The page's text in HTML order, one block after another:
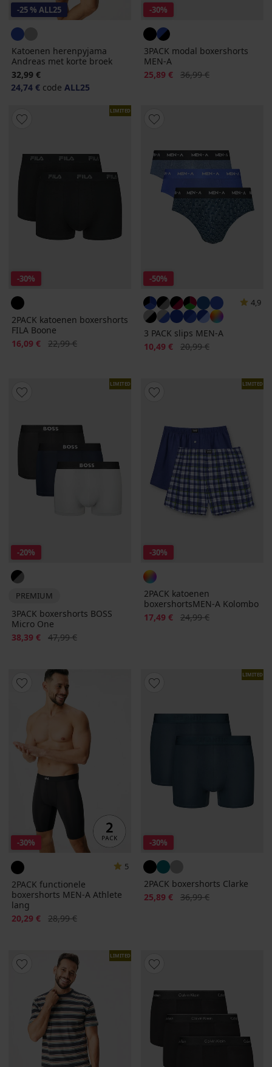
-25 % ALL25
Katoenen herenpyjama
Andreas met korte broek
32,99 €
24,74 € code ALL25
-30%
3PACK modal boxershorts
MEN-A
Korting
25,89 € Oorspronkelijke prijs
36,99 €
LIMITED
-30%
2PACK katoenen boxershorts
FILA Boone
Korting
16,09 € Oorspronkelijke prijs
22,99 €
-50%
4,9
3 PACK slips MEN-A
Korting
10,49 € Oorspronkelijke prijs
20,99 €
LIMITED
-20%
PREMIUM
3PACK boxershorts BOSS
Micro One
Korting
38,39 € Oorspronkelijke prijs
47,99 €
LIMITED
-30%
2PACK katoenen
boxershortsMEN-A Kolombo
Korting
17,49 € Oorspronkelijke prijs
24,99 €
-30%
5
2PACK functionele
boxershorts MEN-A Athlete
lang
Korting
20,29 € Oorspronkelijke prijs
28,99 €
LIMITED
-30%
2PACK boxershorts Clarke
Korting
25,89 € Oorspronkelijke prijs
36,99 €
LIMITED